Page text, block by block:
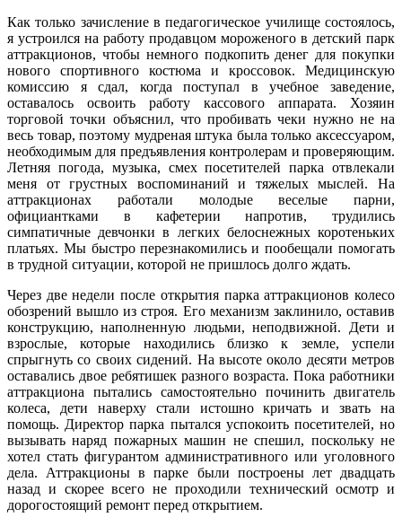
Как только зачисление в педагогическое училище состоялось,
я устроился на работу продавцом мороженого в детский парк
аттракционов, чтобы немного подкопить денег для покупки
нового спортивного костюма и кроссовок. Медицинскую
комиссию я сдал, когда поступал в учебное заведение,
оставалось освоить работу кассового аппарата. Хозяин
торговой точки объяснил, что пробивать чеки нужно не на
весь товар, поэтому мудреная штука была только аксессуаром,
необходимым для предъявления контролерам и проверяющим.
Летняя погода, музыка, смех посетителей парка отвлекали
меня от грустных воспоминаний и тяжелых мыслей. На
аттракционах работали молодые веселые парни,
официантками в кафетерии напротив, трудились
симпатичные девчонки в легких белоснежных коротеньких
платьях. Мы быстро перезнакомились и пообещали помогать
в трудной ситуации, которой не пришлось долго ждать.
Через две недели после открытия парка аттракционов колесо
обозрений вышло из строя. Его механизм заклинило, оставив
конструкцию, наполненную людьми, неподвижной. Дети и
взрослые, которые находились близко к земле, успели
спрыгнуть со своих сидений. На высоте около десяти метров
оставались двое ребятишек разного возраста. Пока работники
аттракциона пытались самостоятельно починить двигатель
колеса, дети наверху стали истошно кричать и звать на
помощь. Директор парка пытался успокоить посетителей, но
вызывать наряд пожарных машин не спешил, поскольку не
хотел стать фигурантом административного или уголовного
дела. Аттракционы в парке были построены лет двадцать
назад и скорее всего не проходили технический осмотр и
дорогостоящий ремонт перед открытием.